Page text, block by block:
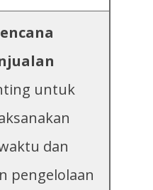
untuk
dan
pengelolaan